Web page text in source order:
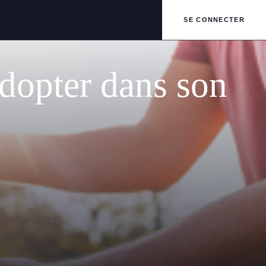
SE CONNECTER
dans son